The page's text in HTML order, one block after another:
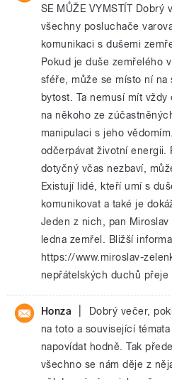
SE MŮŽE VYMSTÍT Dobrý
všechny posluchače
komunikaci s dušemi
Pokud je duše zemřelého
sféře, může se místo ní na
bytost. Ta nemusí mít
na někoho ze
manipulaci s jeho
odčerpávat životní energii.
dotyčný včas nezbaví,
Existují lidé, kteří umí s
komunikovat a také je
Jeden z nich, pan Miroslav
ledna zemřel. Bližší
https://www.miroslav-
nepřátelských duchů přeje
Honza
Dobrý večer,
na toto a související
napovídat hodně. Tak
všechno se nám děje z